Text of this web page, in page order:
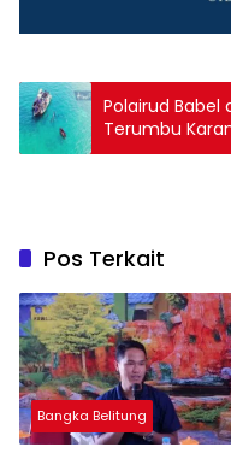
Polairud Babel
Terumbu
Pos Terkait
Bangka Belitung